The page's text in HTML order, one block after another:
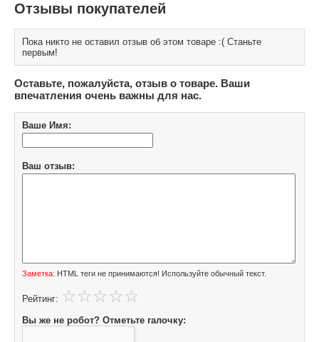
Отзывы покупателей
Пока никто не оставил отзыв об этом товаре :( Станьте
первым!
Оставьте, пожалуйста, отзыв о товаре. Ваши
впечатления очень важны для нас.
Ваше Имя:
Ваш отзыв:
Заметка: HTML теги не принимаются! Используйте обычный текст.
Рейтинг:
Вы же не робот? Отметьте галочку: